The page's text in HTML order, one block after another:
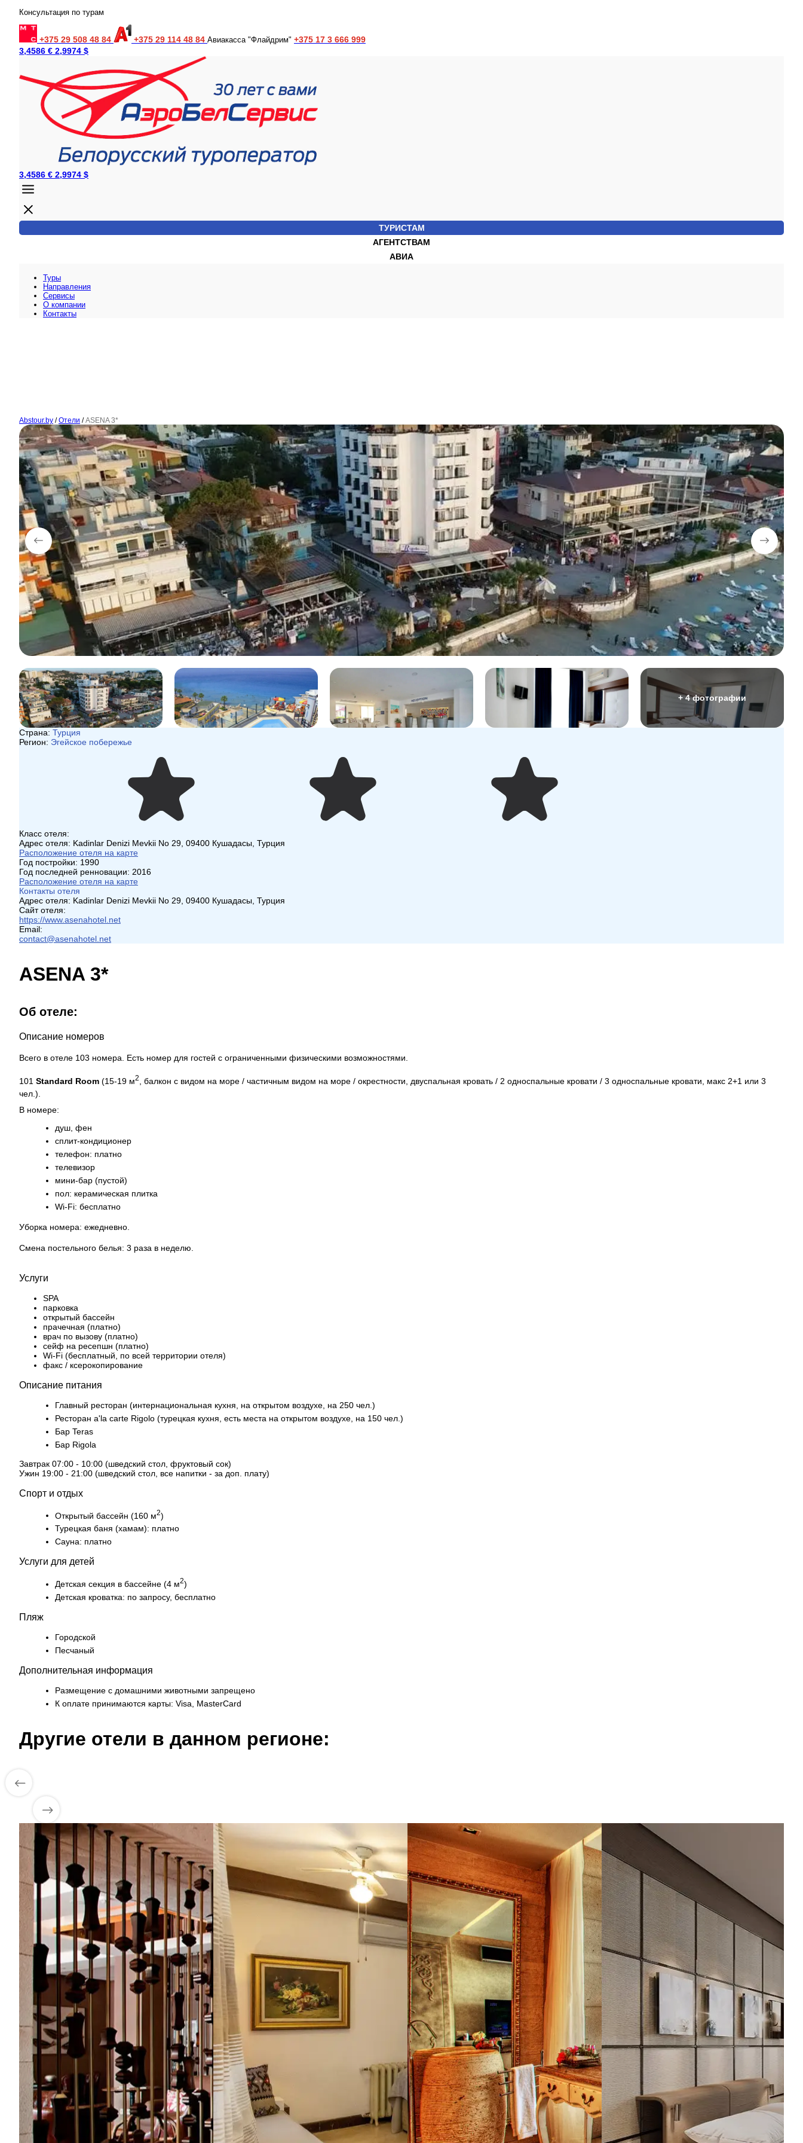
Консультация по турам
+375 29 508 48 84 +375 29 114 48 84 Авиакасса "Флайдрим" +375 17 3 666 999
3,4586 € 2,9974 $
3,4586 € 2,9974 $
ТУРИСТАМ
АГЕНТСТВАМ
АВИА
Туры
Направления
Сервисы
O компании
Контакты
Abstour.by / Отели / ASENA 3*
+ 4 фотографии
Страна: Турция
Регион: Эгейское побережье
Класс отеля:
Адрес отеля: Kadinlar Denizi Mevkii No 29, 09400 Кушадасы, Турция
Расположение отеля на карте
Год постройки: 1990
Год последней ренновации: 2016
Расположение отеля на карте
Контакты отеля
Адрес отеля: Kadinlar Denizi Mevkii No 29, 09400 Кушадасы, Турция
Сайт отеля:
https://www.asenahotel.net
Email:
contact@asenahotel.net
ASENA 3*
Об отеле:
Описание номеров
Всего в отеле 103 номера. Есть номер для гостей с ограниченными физическими возможностями.
101 Standard Room (15-19 м2
, балкон с видом на море / частичным видом на море / окрестности, двуспальная кровать / 2 односпальные кровати / 3 односпальные кровати, макс 2+1 или 3
чел.).
В номере:
душ, фен
сплит-кондиционер
телефон: платно
телевизор
мини-бар (пустой)
пол: керамическая плитка
Wi-Fi: бесплатно
Уборка номера: ежедневно.
Смена постельного белья: 3 раза в неделю.
Услуги
SPA
парковка
открытый бассейн
прачечная (платно)
врач по вызову (платно)
сейф на ресепшн (платно)
Wi-Fi (бесплатный, по всей территории отеля)
факс / ксерокопирование
Описание питания
Главный ресторан (интернациональная кухня, на открытом воздухе, на 250 чел.)
Ресторан a'la carte Rigolo (турецкая кухня, есть места на открытом воздухе, на 150 чел.)
Бар Teras
Бар Rigola
Завтрак 07:00 - 10:00 (шведский стол, фруктовый сок)
Ужин 19:00 - 21:00 (шведский стол, все напитки - за доп. плату)
Спорт и отдых
Открытый бассейн (160 м2)
Турецкая баня (хамам): платно
Сауна: платно
Услуги для детей
Детская секция в бассейне (4 м2)
Детская кроватка: по запросу, бесплатно
Пляж
Городской
Песчаный
Дополнительная информация
Размещение с домашними животными запрещено
К оплате принимаются карты: Visa, MasterCard
Другие отели в данном регионе: